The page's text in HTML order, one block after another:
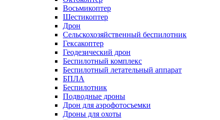
Восьмикоптер
Шестикоптер
Дрон
Сельскохозяйственный беспилотник
Гексакоптер
Геодезический дрон
Беспилотный комплекс
Беспилотный летательный аппарат
БПЛА
Беспилотник
Подводные дроны
Дрон для аэрофотосъемки
Дроны для охоты